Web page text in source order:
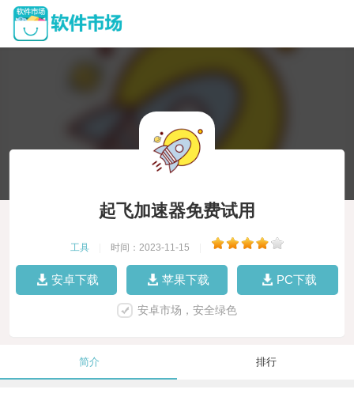
起飞加速器免费试用
工具 时间：2023-11-15
安卓下载 苹果下载 PC下载
安卓市场，安全绿色
简介 排行